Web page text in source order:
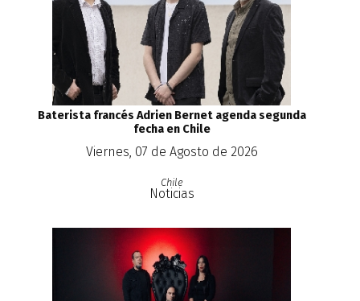
Baterista francés Adrien Bernet agenda segunda
fecha en Chile
Viernes, 07 de Agosto de 2026
Chile
Noticias